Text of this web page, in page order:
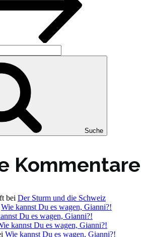
Suche
Kommentare
bei Der Sturm und die Schweiz
Wie kannst Du es wagen, Gianni?!
Du es wagen, Gianni?!
kannst Du es wagen, Gianni?!
Wie kannst Du es wagen, Gianni?!